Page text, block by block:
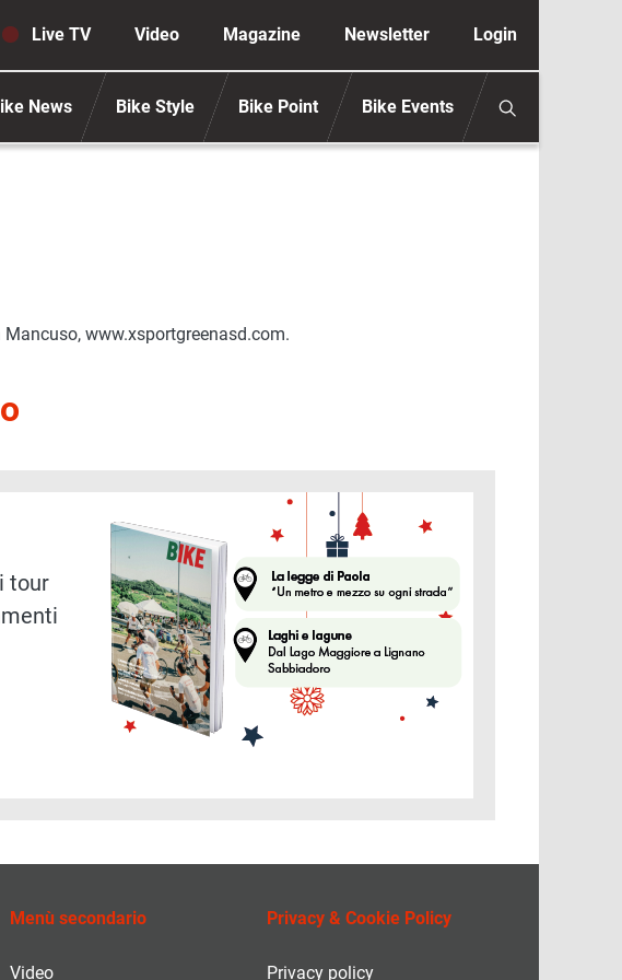
Navigazione secondaria anonimo
Live TV Video Magazine Newsletter Login
News Bike Style Bike Point Bike Events
www.xsportgreenasd.com.
tour
Menù secondario
Video
Privacy & Cookie Policy
Privacy policy